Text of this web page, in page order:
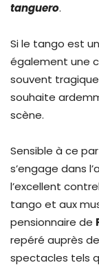
tanguero.
Si le tango est
également une
souvent
souhaite
scène.
Sensible à ce
s’engage dans
l’excellent
tango et aux
pensionnaire de
repéré auprès de
spectacles tels